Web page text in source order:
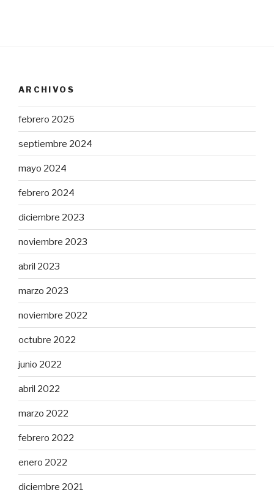
ARCHIVOS
febrero 2025
septiembre 2024
mayo 2024
febrero 2024
diciembre 2023
noviembre 2023
abril 2023
marzo 2023
noviembre 2022
octubre 2022
junio 2022
abril 2022
marzo 2022
febrero 2022
enero 2022
diciembre 2021